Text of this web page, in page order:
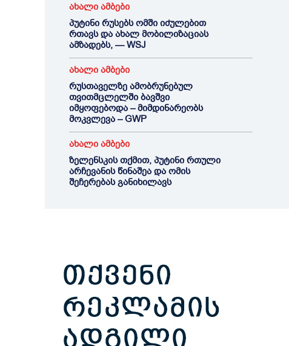
ახალი ამბები
პუტინი რუსებს ომში იძულებით
რთავს და ახალ მობილიზაციას
ამზადებს, — WSJ
ახალი ამბები
რუსთაველზე ამობრუნებულ
თვითმცლელში ბავშვი
იმყოფებოდა – მიმდინარეობს
მოკვლევა – GWP
ახალი ამბები
ზელენსკის თქმით, პუტინი რთული
არჩევანის წინაშეა და ომის
შეჩერებას განიხილავს